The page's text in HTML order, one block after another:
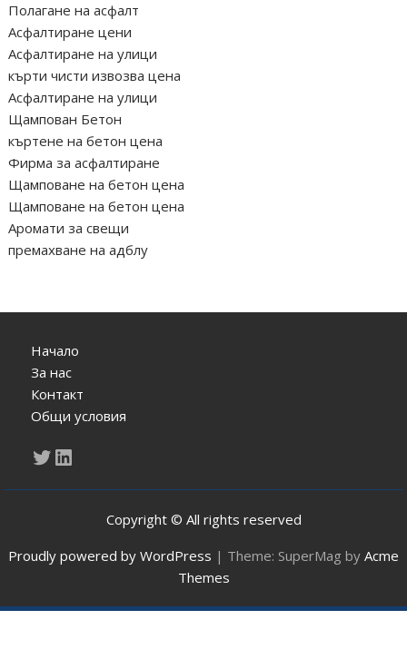
Полагане на асфалт
Асфалтиране цени
Асфалтиране на улици
кърти чисти извозва цена
Асфалтиране на улици
Щампован Бетон
къртене на бетон цена
Фирма за асфалтиране
Щамповане на бетон цена
Щамповане на бетон цена
Аромати за свещи
премахване на адблу
Начало
За нас
Контакт
Общи условия
Twitter
LinkedIn
Copyright © All rights reserved
Proudly powered by WordPress | Theme: SuperMag by Acme
Themes